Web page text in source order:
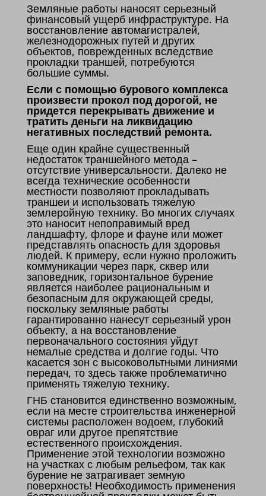
Земляные работы наносят серьезный
финансовый ущерб инфраструктуре. На
восстановление автомагистралей,
железнодорожных путей и других
объектов, поврежденных вследствие
прокладки траншей, потребуются
большие суммы.
Если с помощью бурового комплекса
произвести прокол под дорогой, не
придется перекрывать движение и
тратить деньги на ликвидацию
негативных последствий ремонта.
Еще один крайне существенный
недостаток траншейного метода –
отсутствие универсальности. Далеко не
всегда технические особенности
местности позволяют прокладывать
траншеи и использовать тяжелую
землеройную технику. Во многих случаях
это наносит непоправимый вред
ландшафту, флоре и фауне или может
представлять опасность для здоровья
людей. К примеру, если нужно проложить
коммуникации через парк, сквер или
заповедник, горизонтальное бурение
является наиболее рациональным и
безопасным для окружающей среды,
поскольку земляные работы
гарантированно нанесут серьезный урон
объекту, а на восстановление
первоначального состояния уйдут
немалые средства и долгие годы. Что
касается зон с высоковольтными линиями
передач, то здесь также проблематично
применять тяжелую технику.
ГНБ становится единственно возможным,
если на месте строительства инженерной
системы расположен водоем, глубокий
овраг или другое препятствие
естественного происхождения.
Применение этой технологии возможно
на участках с любым рельефом, так как
бурение не затрагивает земную
поверхность! Необходимость применения